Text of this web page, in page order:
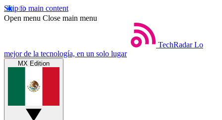
Skip to main content
Open menu Close main menu
TechRadar Lo
mejor de la tecnología, en un solo lugar
MX Edition